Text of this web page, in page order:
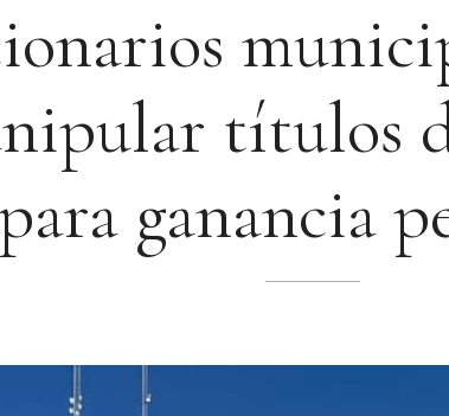
títulos
ganancia